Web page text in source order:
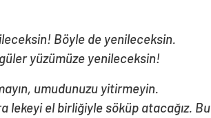
Böyle de yenileceksin.
yüzümüze yenileceksin!
umudunuzu yitirmeyin.
lekeyi el birliğiyle söküp atacağız. Bu